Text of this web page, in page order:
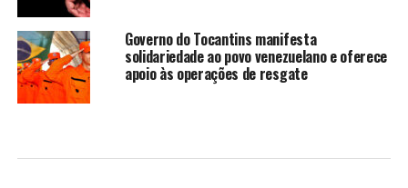
Governo do Tocantins manifesta
solidariedade ao povo venezuelano e oferece
apoio às operações de resgate